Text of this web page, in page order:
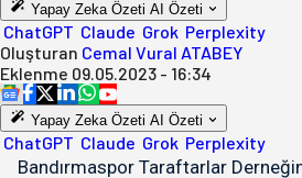
Yapay Zeka Özeti AI Özeti
ChatGPT Claude Grok Perplexity
Oluşturan Cemal Vural ATABEY
Eklenme 09.05.2023 - 16:34
Yapay Zeka Özeti AI Özeti
ChatGPT Claude Grok Perplexity
Bandırmaspor Taraftarlar